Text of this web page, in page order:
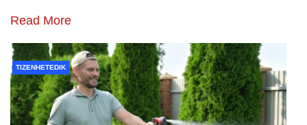
Read More
TIZENHETEDIK